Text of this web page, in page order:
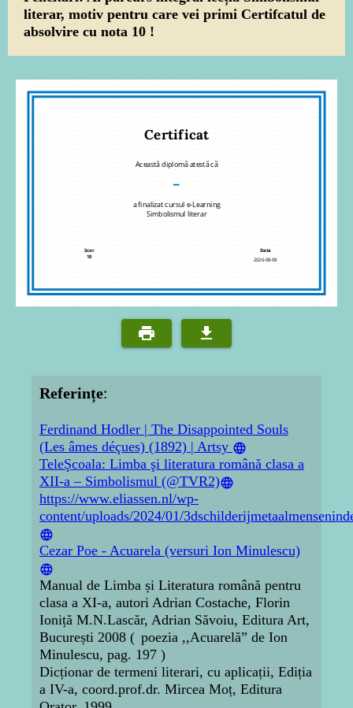
literar, motiv pentru care vei primi Certifcatul de
absolvire cu nota 10 !
Certificat
Această diplomă atestă că
–
a finalizat cursul e-Learning
Simbolismul literar
Scor
10
Data
2026-08-08
Referințe:
Ferdinand Hodler | The Disappointed Souls
(Les âmes déçues) (1892) | Artsy
TeleŞcoala: Limba şi literatura română clasa a
XII-a – Simbolismul (@TVR2)
https://www.eliassen.nl/wp-
content/uploads/2024/01/
Cezar Poe - Acuarela (versuri Ion Minulescu)
Manual de Limba și Literatura română pentru
clasa a XI-a, autori Adrian Costache, Florin
Ioniță M.N.Lascăr, Adrian Săvoiu, Editura Art,
București 2008 ( poezia ,,Acuarelăˮ de Ion
Minulescu, pag. 197 )
Dicționar de termeni literari, cu aplicații, Ediția
a IV-a, coord.prof.dr. Mircea Moț, Editura